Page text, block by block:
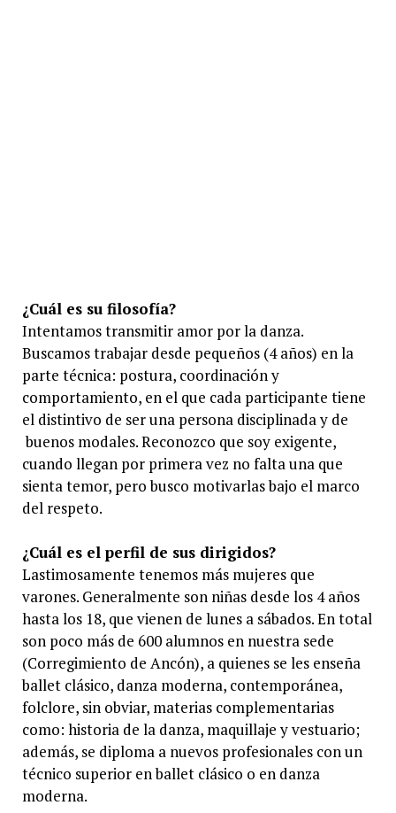
¿Cuál es su filosofía?
Intentamos transmitir amor por la danza.
Buscamos trabajar desde pequeños (4 años) en la
parte técnica: postura, coordinación y
comportamiento, en el que cada participante tiene
el distintivo de ser una persona disciplinada y de
buenos modales. Reconozco que soy exigente,
cuando llegan por primera vez no falta una que
sienta temor, pero busco motivarlas bajo el marco
del respeto.
¿Cuál es el perfil de sus dirigidos?
Lastimosamente tenemos más mujeres que
varones. Generalmente son niñas desde los 4 años
hasta los 18, que vienen de lunes a sábados. En total
son poco más de 600 alumnos en nuestra sede
(Corregimiento de Ancón), a quienes se les enseña
ballet clásico, danza moderna, contemporánea,
folclore, sin obviar, materias complementarias
como: historia de la danza, maquillaje y vestuario;
además, se diploma a nuevos profesionales con un
técnico superior en ballet clásico o en danza
moderna.